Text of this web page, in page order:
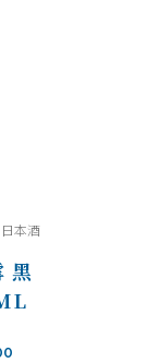
日本酒
黑